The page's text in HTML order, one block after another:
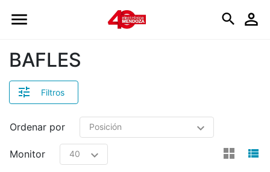
BAFLES
Filtros
Ordenar por
Monitor